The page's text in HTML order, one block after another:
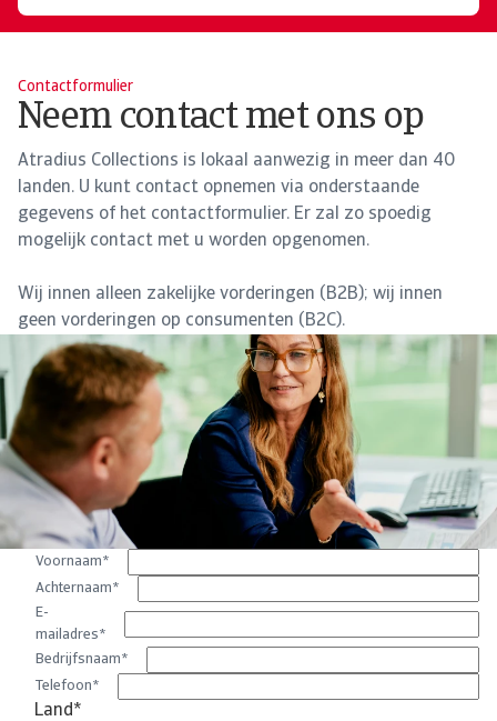
Contactformulier
Neem contact met ons op
Atradius Collections is lokaal aanwezig in meer dan 40
landen. U kunt contact opnemen via onderstaande
gegevens of het contactformulier. Er zal zo spoedig
mogelijk contact met u worden opgenomen.
Wij innen alleen zakelijke vorderingen (B2B); wij innen
geen vorderingen op consumenten (B2C).
Voornaam*
Achternaam*
E-
mailadres*
Bedrijfsnaam*
Telefoon*
Land*